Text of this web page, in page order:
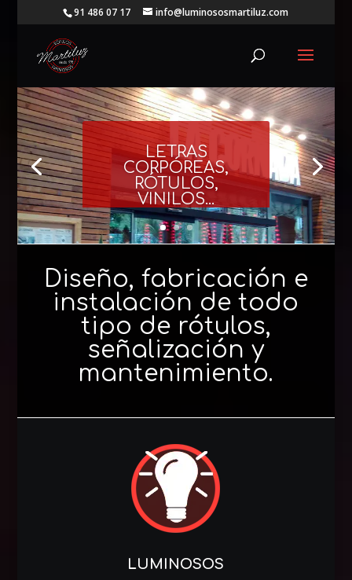
91 486 07 17 info@luminososmartiluz.com
LETRAS
CORPÓREAS,
RÓTULOS,
VINILOS...
Diseño, fabricación e
instalación de todo
tipo de rótulos,
señalización y
mantenimiento.
LUMINOSOS